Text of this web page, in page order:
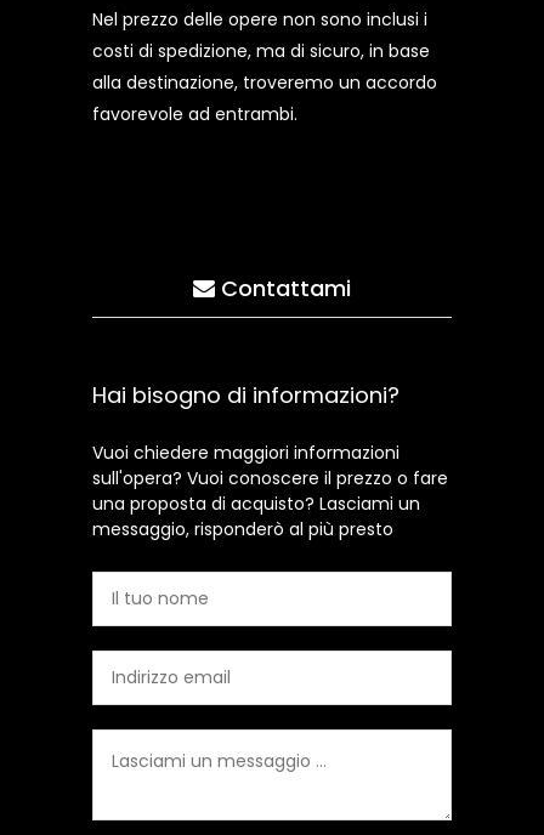
Nel prezzo delle opere non sono inclusi i
costi di spedizione, ma di sicuro, in base
alla destinazione, troveremo un accordo
favorevole ad entrambi.
Contattami
Hai bisogno di informazioni?
Vuoi chiedere maggiori informazioni
sull'opera? Vuoi conoscere il prezzo o fare
una proposta di acquisto? Lasciami un
messaggio, risponderò al più presto